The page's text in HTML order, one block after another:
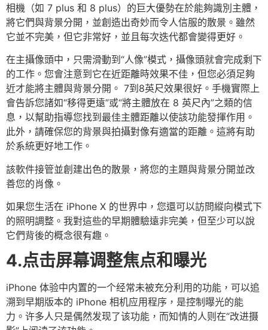
相機（如 7 plus 和 8 plus）的巨大優勢在於能夠識別主體，
將它們與背景分開，並創造出奇妙而令人信服的散景。雖然
它並不完美，但它非常好，並且每次迭代都會變得更好。
在主攝像頭中，只需滑動到“人像”模式，攝像頭就會完成剩下
的工作。您會注意到它在近距離時效果不佳，但您必須足夠
近才能將主體與背景分開。 7到8英尺效果很好。手機實際上
會告訴您諸如“移得更遠”或“將主體放在 8 英尺內”之類的信
息，以幫助指導您找到最佳主體距離以使該功能發揮作用。
此外，請確保您的背景與拍攝對像有適當的距離。這將有助
於系統更好地工作。
該軟件接管並創建出色的散景，將您的主題與背景分開並改
善您的肖像。
如果您生活在 iPhone X 的世界中，您還可以訪問縱向模式下
的照明調整。我對這些的早期體驗遠非完美，但至少可以說
它們背後的概念很有趣。
4.点击屏幕调整焦点和曝光
iPhone 体验中内置的一个经常未被充分利用的功能，可以追
溯到早期版本的 iPhone 相机应用程序，是控制曝光的能
力。许多人只是偶然发现了该功能，而知情的人则在“改进摄